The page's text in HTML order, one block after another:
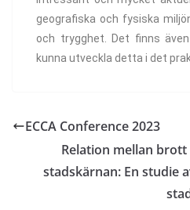
geografiska och fysiska
och trygghet. Det finns
kunna utveckla detta i det
ECCA Conference 2023
Relation mellan
stadskärnan: En studie